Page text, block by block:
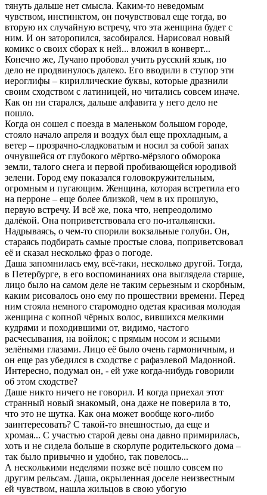
тянуть дальше нет смысла. Каким-то неведомым
чувством, инстинктом, он почувствовал еще тогда, во
вторую их случайную встречу, что эта женщина будет с
ним. И он заторопился, засобирался. Нарисовал новый
комикс о своих сборах к ней... вложил в конверт...
Конечно же, Лучано пробовал учить русский язык, но
дело не продвинулось далеко. Его вводили в ступор эти
иероглифы – кириллические буквы, которые дразнили
своим сходством с латиницей, но читались совсем иначе.
Как он ни старался, дальше алфавита у него дело не
пошло.
Когда он сошел с поезда в маленьком большом городе,
стояло начало апреля и воздух был еще прохладным, а
ветер – прозрачно-сладковатым и носил за собой запах
очнувшейся от глубокого мёртво-мёрзлого обморока
земли, талого снега и первой пробивающейся юродивой
зелени. Город ему показался головокружительным,
огромным и пугающим. Женщина, которая встретила его
на перроне – еще более близкой, чем в их прошлую,
первую встречу. И всё же, пока что, непреодолимо
далёкой. Она поприветствовала его по-итальянски.
Надрываясь, о чем-то спорили вокзальные голуби. Он,
стараясь подбирать самые простые слова, поприветсвовал
её и сказал несколько фраз о погоде.
Даша запомнилась ему, всё-таки, несколько другой. Тогда,
в Петербурге, в его воспоминаниях она выглядела старше,
лицо было на самом деле не таким серьезным и скорбным,
каким рисовалось оно ему по прошествии времени. Перед
ним стояла немного старомодно одетая красивая молодая
женщина с копной чёрных волос, вившихся мелкими
кудрями и походившими от, видимо, частого
расчесывания, на войлок; с прямым носом и ясными
зелёными глазами. Лицо её было очень гармоничным, и
он еще раз убедился в сходстве с рафаэлевой Мадонной.
Интересно, подумал он, - ей уже когда-нибудь говорили
об этом сходстве?
Даше никто ничего не говорил. И когда приехал этот
странный новый знакомый, она даже не поверила в то,
что это не шутка. Как она может вообще кого-либо
заинтересовать? С такой-то внешностью, да еще и
хромая... С участью старой девы она давно примирилась,
хоть и не сидела больше в скорлупе родительского дома –
так было привычно и удобно, так повелось...
А несколькими неделями позже всё пошло совсем по
другим рельсам. Даша, окрыленная доселе неизвестным
ей чувством, нашла жильцов в свою убогую